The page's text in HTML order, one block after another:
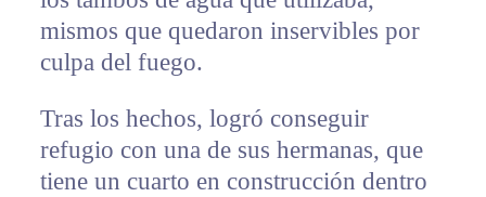
mismos que quedaron inservibles por
culpa del fuego.
Tras los hechos, logró conseguir
refugio con una de sus hermanas, que
tiene un cuarto en construcción dentro